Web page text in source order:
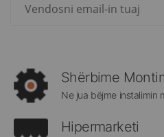
rreth
Megatek:
Shërbime
Ne jua bëjme instalimin
Hipermarketi